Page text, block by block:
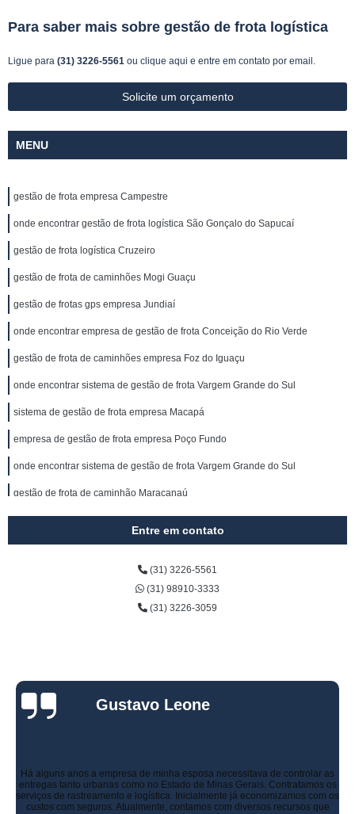
Para saber mais sobre gestão de frota logística
Ligue para (31) 3226-5561 ou clique aqui e entre em contato por email.
Solicite um orçamento
MENU
gestão de frota empresa Campestre
onde encontrar gestão de frota logística São Gonçalo do Sapucaí
gestão de frota logística Cruzeiro
gestão de frota de caminhões Mogi Guaçu
gestão de frotas gps empresa Jundiaí
onde encontrar empresa de gestão de frota Conceição do Rio Verde
gestão de frota de caminhões empresa Foz do Iguaçu
onde encontrar sistema de gestão de frota Vargem Grande do Sul
sistema de gestão de frota empresa Macapá
empresa de gestão de frota empresa Poço Fundo
onde encontrar sistema de gestão de frota Vargem Grande do Sul
gestão de frota de caminhão Maracanaú
gestão de frota Madre de Deus
gestão de frota automotiva Bela Vista
gestão de frota de veículos pesados Campestre
gestão de frota automóvel Candeias
empresa de gestão de frota empresa Poço Fundo
onde encontrar gestão de frota automóvel Belo Horizonte
Entre em contato
(31) 3226-5561
(31) 98910-3333
(31) 3226-3059
Gustavo Leone
Há alguns anos a empresa de minha esposa necessitava de controlar as
entregas tanto urbanas como no Estado de Minas Gerais. Contratamos os
serviços de rastreamento e logística. Inicialmente já economizamos com os
custos com seguros. Atualmente, contamos com diversos recursos que